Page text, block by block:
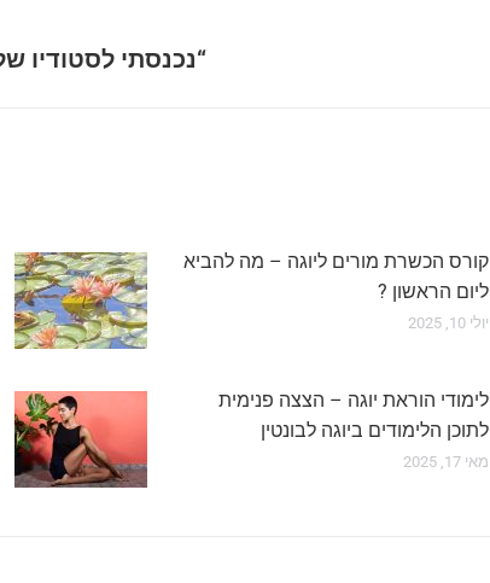
“נכנסתי לסטודיו
קורס הכשרת מורים ליוגה – מה להביא
ליום הראשון ?
יולי 10, 2025
לימודי הוראת יוגה – הצצה פנימית
לתוכן הלימודים ביוגה לבונטין
מאי 17, 2025